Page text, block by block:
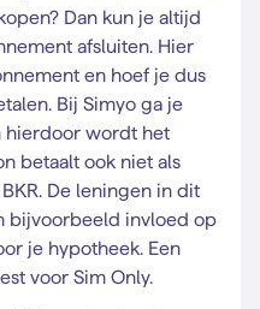
Dan kun je altijd
afsluiten. Hier
en hoef je dus
Bij Simyo ga je
hierdoor wordt het
betaalt ook niet als
De leningen in dit
bijvoorbeeld invloed op
je hypotheek. Een
voor Sim Only.